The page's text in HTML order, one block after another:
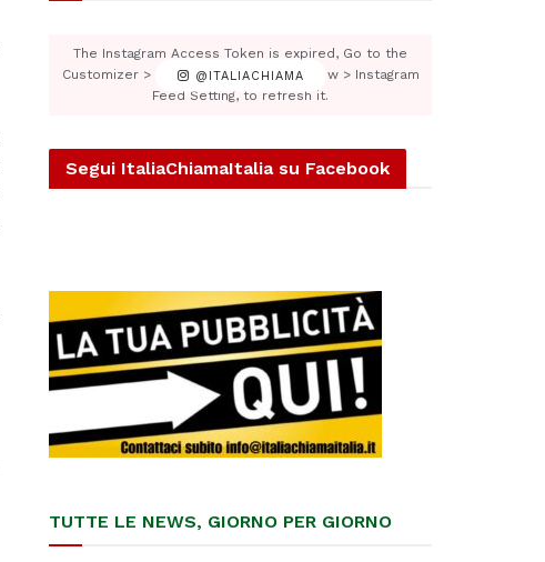
@ITALIACHIAMA
The Instagram Access Token is expired, Go to the
Customizer > JNews : Social, Like & View > Instagram
Feed Setting, to refresh it.
Segui ItaliaChiamaItalia su Facebook
TUTTE LE NEWS, GIORNO PER GIORNO